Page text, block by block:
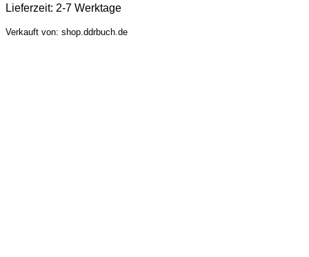
Lieferzeit: 2-7 Werktage
Verkauft von: shop.ddrbuch.de